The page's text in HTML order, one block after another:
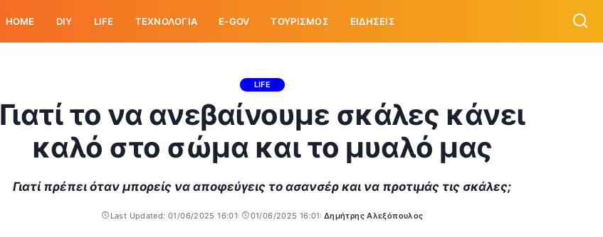
HOME DIY LIFE ΤΕΧΝΟΛΟΓΙΑ E-GOV ΤΟΥΡΙΣΜΟΣ ΕΙΔΗΣΕΙΣ
LIFE
Γιατί το να ανεβαίνουμε σκάλες κάνει
καλό στο σώμα και το μυαλό μας
Γιατί πρέπει όταν μπορείς να αποφεύγεις το ασανσέρ και να προτιμάς τις σκάλες;
Last Updated: 01/06/2025 16:01 01/06/2025 16:01
Posted
Δημήτρης Αλεξόπουλος